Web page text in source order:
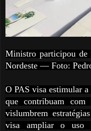
Ministro participou de
Nordeste — Foto:
O PAS visa estimular
que contribuam com
vislumbrem
visa ampliar o uso